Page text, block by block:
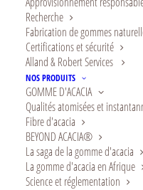
Recherche
Fabrication de gommes
Certifications et sécurité
Alland & Robert Services
NOS PRODUITS
GOMME D'ACACIA
Qualités atomisées et
Fibre d'acacia
BEYOND ACACIA®
La saga de la gomme d'acacia
La gomme d'acacia en Afrique
Science et réglementation
une
Une approche
la qualité et la